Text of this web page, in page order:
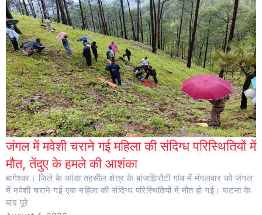
जंगल में मवेशी चराने गई महिला की संदिग्ध परिस्थितियों में
मौत, तेंदुए के हमले की आशंका
बागेश्वर। जिले के कांडा तहसील क्षेत्र के बांजझिरौटी गांव में मंगलवार को जंगल
में मवेशी चराने गई एक महिला की संदिग्ध परिस्थितियों में मौत हो गई। घटना के
बाद पूरे